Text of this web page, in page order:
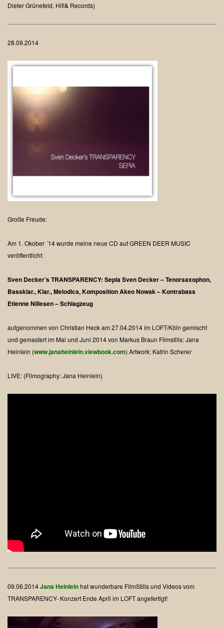
Dieter Grünefeld, Hifi& Records)
28.09.2014
Große Freude:
Am 1. Okober ´14 wurde meine neue CD auf GREEN DEER MUSIC
veröffentlicht:
Sven Decker’s TRANSPARENCY: SepiaSven Decker – Tenorsaxophon,
Bassklar., Klar., Melodica, KompositionAkeo Nowak – Kontrabass
Etienne Nillesen – Schlagzeug
aufgenommen von Christian Heck am 27.04.2014 im LOFT/Köln gemischt
und gemastert im Mai und Juni 2014 von Markus Braun Filmstills: Jana
Heinlein (www.janaheinlein.viewbook.com) Artwork: Katrin Scherer
LIVE: (Filmography: Jana Heinlein)
09.06.2014Jana Heinleinhat wunderbare FilmStills und Videos vom
TRANSPARENCY- Konzert Ende April im LOFT angefertigt!